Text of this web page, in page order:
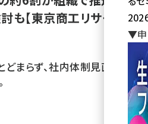
【東京商工リサーチ
まらず、社内体制見直しに
▼申